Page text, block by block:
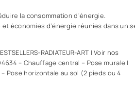
la consommation d’énergie.
et économies d’énergie réunies dans un
RADIATEUR-ART |Voir nos
– Chauffage central – Pose murale |
Pose horizontale au sol (2 pieds ou 4